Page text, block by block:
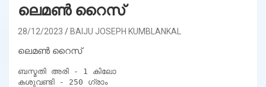
ലെമൺ റൈസ്
28/12/2023 BAIJU JOSEPH KUMBLANKAL
ലെമൺ റൈസ്
ബസ്മതി അരി - 1 കിലോ
കശുവണ്ടി - 250 ഗ്രാം